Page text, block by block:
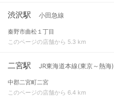
渋沢駅 小田急線
秦野市曲松１丁目
このページの店舗から 5.3 km
二宮駅 JR東海道本線(東京～熱海)
中郡二宮町二宮
このページの店舗から 6.4 km